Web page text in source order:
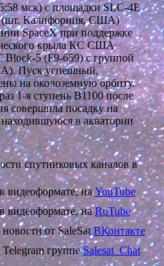
мск) с площадки SLC-4E
Калифорния, США)
SpaceX при поддержке
крыла КС США
5 (F9-659) с группой
Пуск успешный,
на околоземную орбиту.
1-я ступень В1100 после
совершила посадку на
в акватории
спутниковых каналов в
видеоформате, наYouTube
видеоформате, наRuTube
от SaleSatВКонтакте
группеSalesat_Chat